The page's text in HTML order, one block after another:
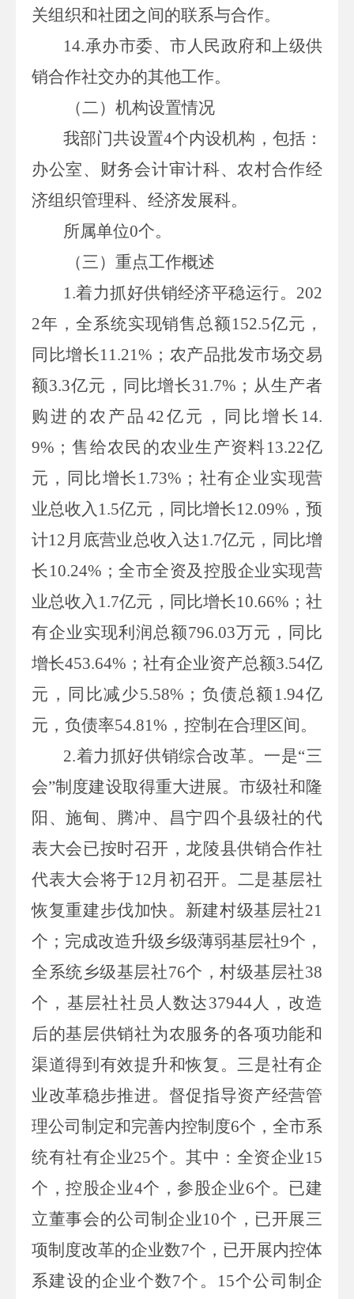
关组织和社团之间的联系与合作。
14.承办市委、市人民政府和上级供
销合作社交办的其他工作。
（二）机构设置情况
我部门共设置4个内设机构，包括：
办公室、财务会计审计科、农村合作经
济组织管理科、经济发展科。
所属单位0个。
（三）重点工作概述
1.着力抓好供销经济平稳运行。 202
2年，全系统实现销售总额152.5亿元，
同比增长11.21% ；农产品批发市场交易
额3.3亿元，同比增长31.7% ；从生产者
购进的农产品 42亿元，同比增长 14.
9% ；售给农民的农业生产资料13.22亿
元，同比增长 1.73% ；社有企业实现营
业总收入 1.5亿元，同比增长12.09% ，预
计12 月底营业总收入达1.7亿元，同比增
长 10.24% ；全市全资及控股企业实现营
业总收入 1.7亿元，同比增长10.66% ；社
有企业实现利润总额796.03万元，同比
增长453.64% ；社有企业资产总额3.54亿
元，同比减少5.58% ；负债总额 1.94亿
元，负债率54.81% ，控制在合理区间。
2.着力抓好供销综合改革。一是“三
会”制度建设取得重大进展。市级社和隆
阳、施甸、腾冲、昌宁四个县级社的代
表大会已按时召开，龙陵县供销合作社
代表大会将于12月初召开。二是基层社
恢复重建步伐加快。新建村级基层社21
个；完成改造升级乡级薄弱基层社9个，
全系统乡级基层社76个，村级基层社38
个，基层社社员人数达37944人，改造
后的基层供销社为农服务的各项功能和
渠道得到有效提升和恢复。三是社有企
业改革稳步推进。督促指导资产经营管
理公司制定和完善内控制度6个，全市系
统有社有企业25个。其中：全资企业15
个，控股企业4个，参股企业6个。已建
立董事会的公司制企业10个，已开展三
项制度改革的企业数7个，已开展内控体
系建设的企业个数7个。 15个公司制企